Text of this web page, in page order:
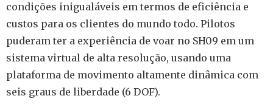
condições inigualáveis em termos de eficiência e
custos para os clientes do mundo todo. Pilotos
puderam ter a experiência de voar no SH09 em um
sistema virtual de alta resolução, usando uma
plataforma de movimento altamente dinâmica com
seis graus de liberdade (6 DOF).